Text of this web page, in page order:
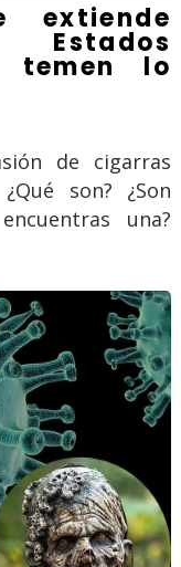
extiende
Estados
temen lo
son? ¿Son
una?